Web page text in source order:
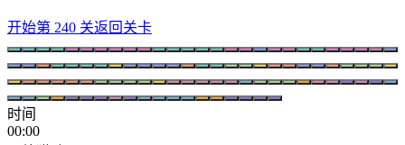
开始第 240 关返回关卡
时间
00:00